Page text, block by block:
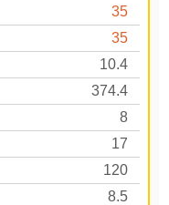
35
35
10.4
374.4
8
17
120
8.5